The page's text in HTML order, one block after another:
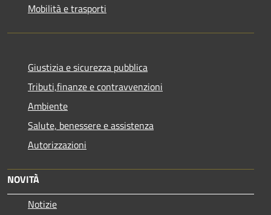
Mobilità e trasporti
Giustizia e sicurezza pubblica
Tributi,finanze e contravvenzioni
Ambiente
Salute, benessere e assistenza
Autorizzazioni
NOVITÀ
Notizie